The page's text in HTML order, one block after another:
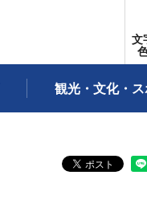
文
観光・文化・